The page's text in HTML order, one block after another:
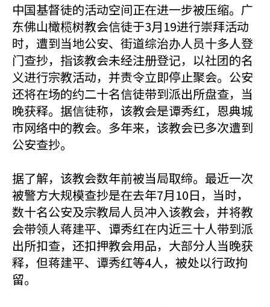
中国基督徒的活动空间正在进一步被压缩。广
东佛山橄榄树教会信徒于3月19进行崇拜活动
时，遭到当地公安、街道综治办人员十多人登
门查抄，指该教会未经注册登记，以社团的名
义进行宗教活动，并责令立即停止聚会。公安
还将在场的约二十名信徒带到派出所盘查，当
晚获释。据信徒称，该教会是谭秀红，恩典城
市网络中的教会。多年来，该教会已多次遭到
公安查抄。
据了解，该教会数年前被当局取缔。最近一次
被警方大规模查抄是在去年7月10日，当时，
数十名公安及宗教局人员冲入该教会，并将教
会带领人蒋建平、谭秀红在内近三十人带到派
出所扣查，还扣押教会用品，大部分人当晚获
释，但蒋建平、谭秀红等4人，被处以行政拘
留。